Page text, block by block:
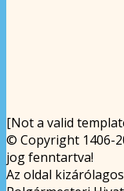
[Not a valid
© Copyright 1406-
jog fenntartva!
Az oldal